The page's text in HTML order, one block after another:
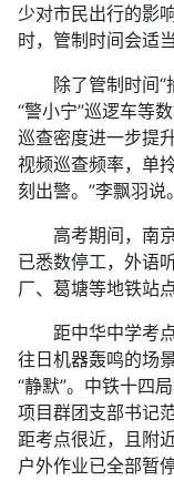
少对市民出行的影
时，管制时间会适当
除了管制时间“
“警小宁”巡逻车等
巡查密度进一步提
视频巡查频率，单
刻出警。”李飘羽说。
高考期间，南京
已悉数停工，外语
厂、葛塘等地铁站
距中华中学考点
往日机器轰鸣的场
“静默”。中铁十四
项目群团支部书记
距考点很近，且附
户外作业已全部暂